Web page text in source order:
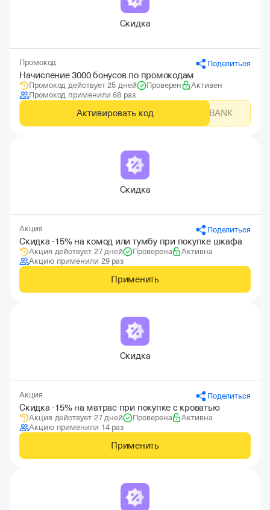
Скидка
Промокод Поделиться
Начисление 3000 бонусов по промокодам
Промокод действует 25 дней Проверен
Активен
Промокод применили 68 раз
Активировать кодNEWPROMOKODTBANK
Скидка
Акция Поделиться
Скидка -15% на комод или тумбу при покупке шкафа
Акция действует 27 дней Проверена
Активна
Акцию применили 29 раз
Применить
Скидка
Акция Поделиться
Скидка -15% на матрас при покупке с кроватью
Акция действует 27 дней Проверена
Активна
Акцию применили 14 раз
Применить